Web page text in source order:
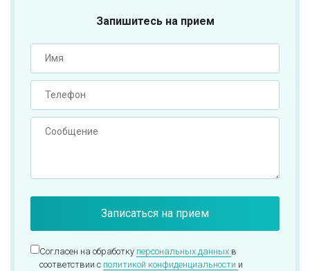
Запишитесь на прием
Согласен на обработку персональных данных в
соответствии с политикой конфиденциальности и